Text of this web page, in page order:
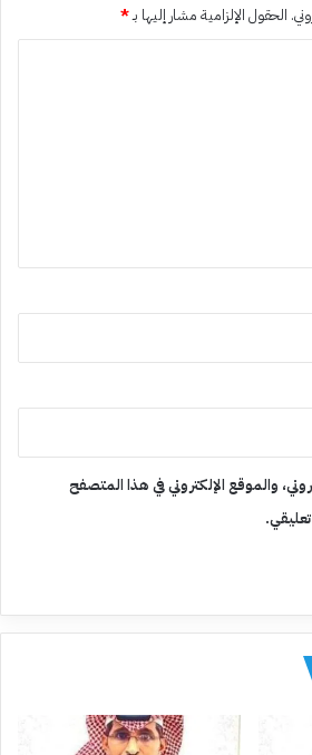
الحقول الإلزامية مشار إليها بـ*
والموقع الإلكتروني في هذا المتصفح